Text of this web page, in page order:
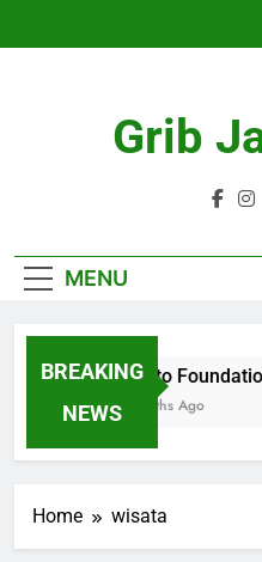
Grib
MENU
BREAKING
NEWS
Tanoto
4 Months Ago
Home wisata